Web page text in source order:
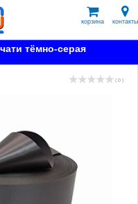
корзина контакты
тёмно-серая
( 0 )